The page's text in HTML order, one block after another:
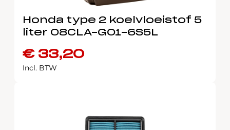
Honda type 2 koelvloeistof 5
liter 08CLA-G01-6S5L
€33,20
Incl. BTW